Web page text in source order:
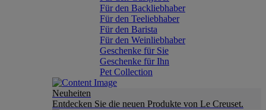
Für den Backliebhaber
Für den Teeliebhaber
Für den Barista
Für den Weinliebhaber
Geschenke für Sie
Geschenke für Ihn
Pet Collection
Neuheiten
Entdecken Sie die neuen Produkte von Le Creuset.